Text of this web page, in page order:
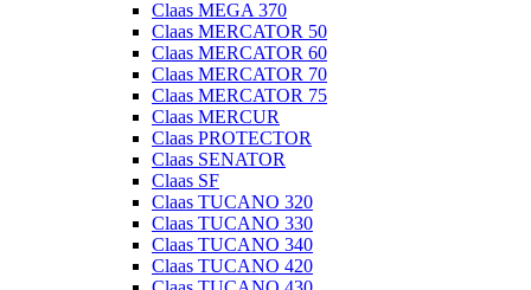
Claas MEGA 370
Claas MERCATOR 50
Claas MERCATOR 60
Claas MERCATOR 70
Claas MERCATOR 75
Claas MERCUR
Claas PROTECTOR
Claas SENATOR
Claas SF
Claas TUCANO 320
Claas TUCANO 330
Claas TUCANO 340
Claas TUCANO 420